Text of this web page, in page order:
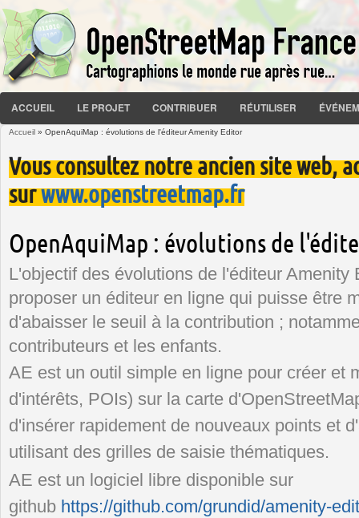
ACCUEIL LE PROJET CONTRIBUER RÉUTILISER
Accueil » OpenAquiMap : évolutions de l'éditeur Amenity Editor
Vous consultez notre ancien site web,
surwww.openstreetmap.fr
OpenAquiMap : évolutions de
L'objectif des évolutions de l'éditeur
proposer un éditeur en ligne qui puisse être
d'abaisser le seuil à la contribution ;
contributeurs et les enfants.
AE est un outil simple en ligne pour créer et
d'intérêts, POIs) sur la carte
d'insérer rapidement de nouveaux points et
utilisant des grilles de saisie thématiques.
AE est un logiciel libre disponible sur
github https://github.com/grundid/amenity-